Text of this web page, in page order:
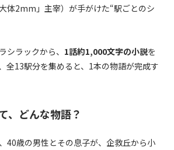
体2mm」主宰）が手がけた“駅ごとのシ
シラックから、 1話約1,000文字の小説を
全13駅分を集めると、1本の物語が完成す
、どんな物語？
40歳の男性とその息子が、企救丘から小